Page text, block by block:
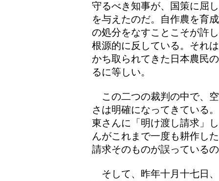
守るべき知事が、国策に屈
を与えたのだ。自作農を育
の処分をなすことこそが許
根源的に反している。それ
かち取られてきた日本農民
るに等しい。
この二つの裁判の中で、
さは明確になってきている
東さんに「明け渡し請求」
んがこれまで一度も耕作し
請求そのものが誤っている
そして、昨年十月十七日